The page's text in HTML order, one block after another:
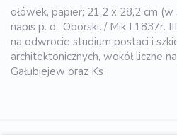
ołówek, papier; 21,2 x 28,2 cm
napis p. d.: Oborski. / Mik I 1837r.
na odwrocie studium postaci i
architektonicznych, wokół liczne
Gałubiejew oraz Ks